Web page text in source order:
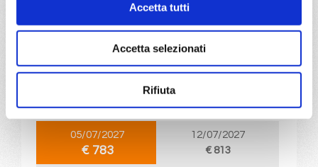
Accetta tutti
Accetta selezionati
Rifiuta
Mediterraneo 8 giorni
daCivitavecchiaconMSC
Civitavecchia, Livorno, Cannes, Barcellona, Ibiza, Cagliari,
05/07/2027
€ 783
12/07/2027
€ 813